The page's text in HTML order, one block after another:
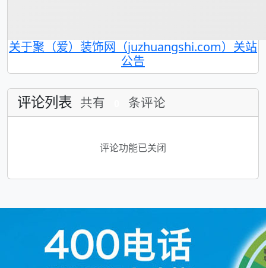
关于聚（爱）装饰网（juzhuangshi.com）关站
公告
评论列表 共有 条评论
评论功能已关闭